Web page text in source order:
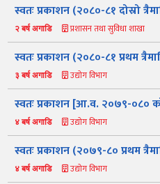
स्वतः प्रकाशन (२०८०-८१ दोस्रो
२ बर्ष अगाडि प्रशासन तथा सुविधा शाखा
स्वतः प्रकाशन (२०८०-८१ प्रथम
३ बर्ष अगाडि उद्योग विभाग
स्वतः प्रकाशन [आ.व. २०७९-०८०
४ बर्ष अगाडि उद्योग विभाग
स्वतः प्रकाशन (२०७९-८० प्रथम
४ बर्ष अगाडि उद्योग विभाग